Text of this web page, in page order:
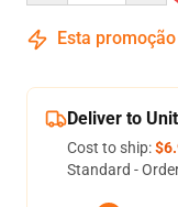
Esta
Deliver to
Cost to ship:
Standard -